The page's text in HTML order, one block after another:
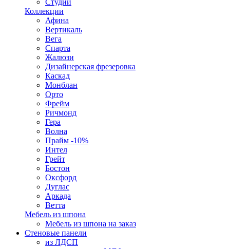
Коллекции
Афина
Вертикаль
Вега
Спарта
Жалюзи
Дизайнерская фрезеровка
Каскад
Монблан
Орто
Фрейм
Ричмонд
Гера
Волна
Прайм -10%
Интел
Грейт
Бостон
Оксфорд
Дуглас
Аркада
Ветта
Мебель из шпона
Мебель из шпона на заказ
Стеновые панели
из ЛДСП